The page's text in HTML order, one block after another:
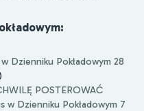
Dzienniku Pokładowym 28
POSTEROWAĆ
w Dzienniku Pokładowym 7